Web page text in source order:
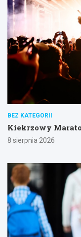
BEZ KATEGORII
Kiekrzowy
8 sierpnia 2026